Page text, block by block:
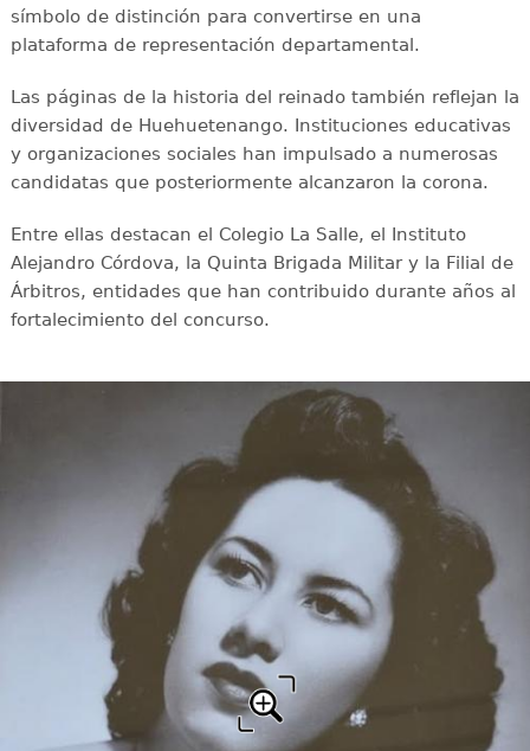
símbolo de distinción para convertirse en una
plataforma de representación departamental.
Las páginas de la historia del reinado también reflejan la
diversidad de Huehuetenango. Instituciones educativas
y organizaciones sociales han impulsado a numerosas
candidatas que posteriormente alcanzaron la corona.
Entre ellas destacan el Colegio La Salle, el Instituto
Alejandro Córdova, la Quinta Brigada Militar y la Filial de
Árbitros, entidades que han contribuido durante años al
fortalecimiento del concurso.